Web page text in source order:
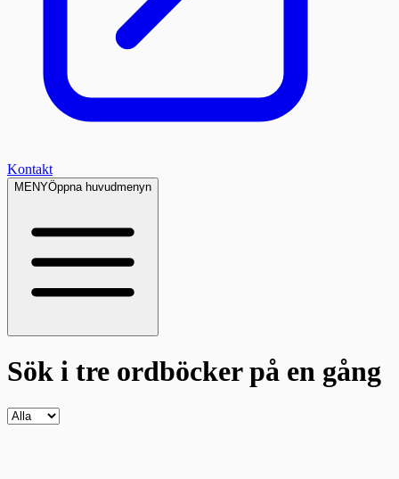
Kontakt
MENYÖppna huvudmenyn
Sök i tre ordböckerpå en gång